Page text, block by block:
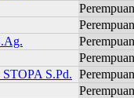
Perempuan
Perempuan
Perempuan
Perempuan
S.Pd. Perempuan
Perempuan